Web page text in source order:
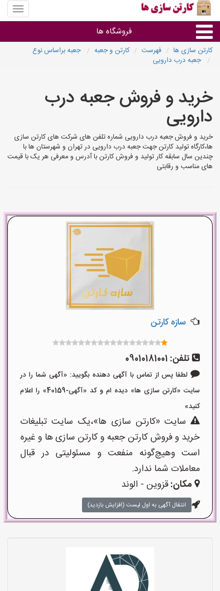
منوی
سایت
سازی
فروشگاه ها
سایر گروه ها
کارتن سازی ها فهرست کارتن و جعبه
جعبه براساس نوع
جعبه درب دارویی
خرید و فروش جعبه درب
دارویی
خرید و فروش جعبه درب دارویی شماره تلفن های شرکت های کارتن سازی
ها،کارگاه تولید کارتن جهت جعبه درب دارویی در تهران و شهرستان ها با
چندین سال سابقه کار تولید و فروش کارتن با آدرس و معرفی هر یک با قیمت
های مناسب و رقابتی
سازه کارتن
تلفن: 09010181001
لطفا پس از تماس با آگهی دهنده بگویید: «آگهی شما را در
سایت «کارتن سازی ها» دیده ام و کد «آگهی-40159» را اعلام
کنید»
سایت «کارتن سازی ها»،یک سایت تبلیغات
خرید و فروش کارتن جعبه و کارتن سازی ها و غیره
است وهیچ‌گونه منفعت و مسئولیتی در قبال
معاملات شما ندارد.
مکان:قزوین - الوند
انتقال آگهی به اول لیست (افزایش بازدید)